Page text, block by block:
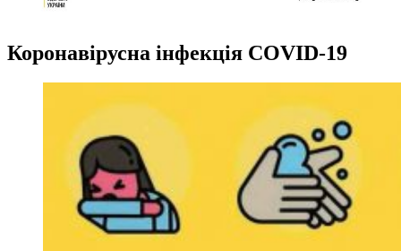
Коронавірусна інфекція COVID-19